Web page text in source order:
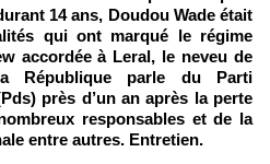
14 ans, Doudou Wade était
qui ont marqué le régime
accordée à Leral, le neveu de
République parle du Parti
près d’un an après la perte
responsables et de la
entre autres. Entretien.